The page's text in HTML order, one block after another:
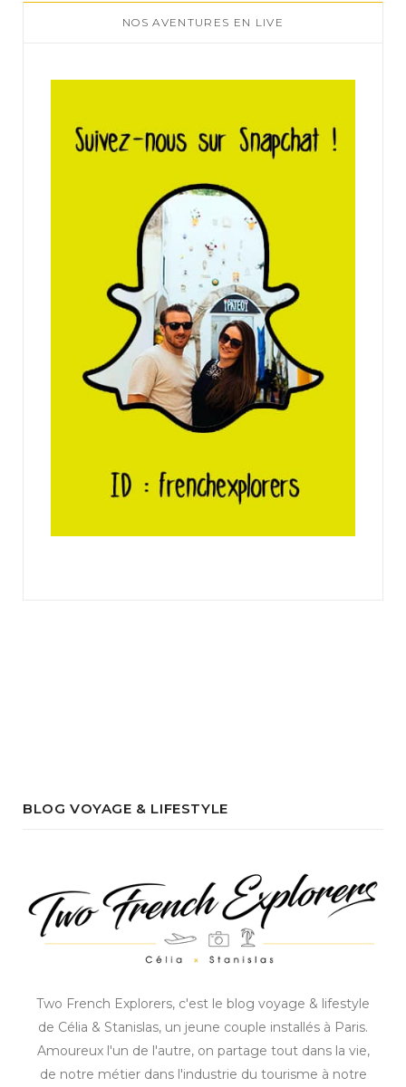
NOS AVENTURES EN LIVE
BLOG VOYAGE & LIFESTYLE
Two French Explorers, c'est le blog voyage & lifestyle
de Célia & Stanislas, un jeune couple installés à Paris.
Amoureux l'un de l'autre, on partage tout dans la vie,
de notre métier dans l'industrie du tourisme à notre